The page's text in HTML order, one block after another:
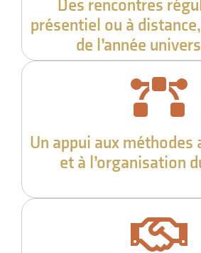
Des rencontres
présentiel ou à
de l’année
Un appui aux méthodes
et à l’organisation